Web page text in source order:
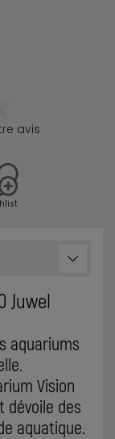
avis
Juwel
aquariums
Vision
dévoile des
aquatique.